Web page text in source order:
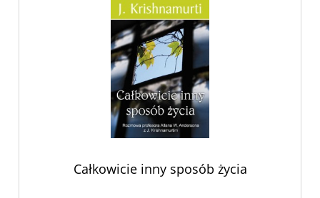
Całkowicie inny sposób życia